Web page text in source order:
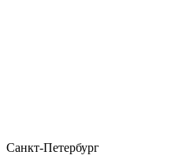
Санкт-Петербург